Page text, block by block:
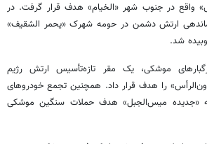
واقع در جنوب شهر «الخیام» هدف قرار گرفت. در
ارتش دشمن در حومه شهرک «یحمر الشقیف»
شد.
رگبارهای موشکی، یک مقر تازه‌تأسیس ارتش رژیم
را هدف قرار داد. همچنین تجمع خودروهای
«جدیده میس‌الجبل» هدف حملات سنگین موشکی